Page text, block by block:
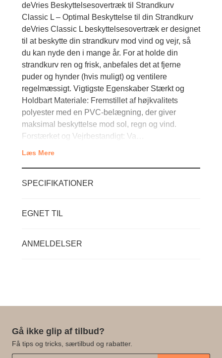
deVries Beskyttelsesovertræk til Strandkurv
Classic L – Optimal Beskyttelse til din Strandkurv
deVries Classic L beskyttelsesovertræk er designet
til at beskytte din strandkurv mod vind og vejr, så
du kan nyde den i mange år. For at holde din
strandkurv ren og frisk, anbefales det at fjerne
puder og hynder (hvis muligt) og ventilere
regelmæssigt. Vigtigste Egenskaber Stærkt og
Holdbart Materiale: Fremstillet af højkvalitets
polyester med en PVC-belægning, der giver
maksimal beskyttelse mod sol, regn og vind.
Forstærket og Vejrbestandigt: Va…
Læs Mere
SPECIFIKATIONER
EGNET TIL
ANMELDELSER
Gå ikke glip af tilbud?
Få tips og tricks, særtilbud og rabatter.